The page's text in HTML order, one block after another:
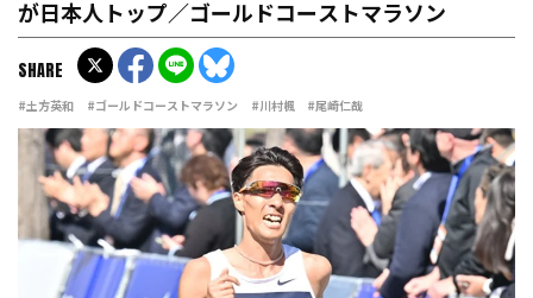
が日本人トップ／ゴールドコーストマラソン
#土方英和 #ゴールドコーストマラソン #川村楓 #尾崎仁哉
SHARE